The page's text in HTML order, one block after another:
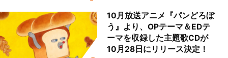
10月放送アニメ『パンどろぼ
う』より、OPテーマ＆EDテ
ーマを収録した主題歌CDが
10月28日にリリース決定！